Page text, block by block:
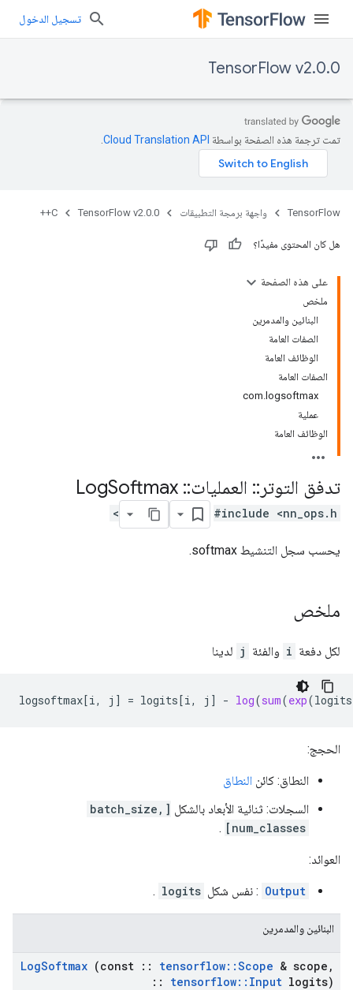
تسجيل الدخول
TensorFlow v2.0.0
تمت ترجمة هذه الصفحة بواسطة Cloud Translation API‏
TensorFlow واجهة برمجة التطبيقات TensorFlow v2.0.0
C++
هل كان المحتوى مفيدًا؟
على هذه الصفحة
ملخص
البنائين والمدمرين
الصفات العامة
الوظائف العامة
الصفات العامة
com.logsoftmax
عملية
الوظائف العامة
تدفق التوتر :: العمليات::
Softmax
#include <nn_ops.h>
يحسب سجل التنشيط softmax.
ملخص
لكل دفعة i والفئة j لدينا
logsoftmax[i, j ] = logits[i, j ] - log(sum(exp(logits
الحجج:
النطاق: كائن النطاق
السجلات: ثنائية الأبعاد بالشكل
[batch_size,
num_classes]
.
العوائد:
Output : نفس شكل logits
.
البنائين والمدمرين
LogSoftmax (const :: tensorflow::Scope & scope ,
::
tensorflow:: Input logits)